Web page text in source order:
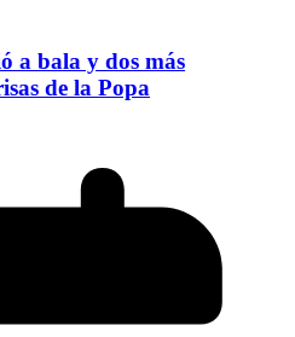
a bala y dos más
de la Popa